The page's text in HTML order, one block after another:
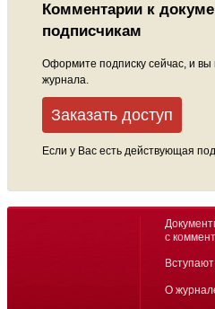
Комментарии к
подписчикам
Оформите подписку сейчас, и вы
журнала.
Заказать доступ
Если у Вас есть действующая
с
О